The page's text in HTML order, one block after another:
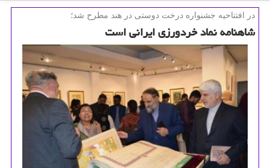
در افتتاحیه جشنواره درخت دوستی در هند مطرح شد؛
شاهنامه نماد خردورزی ایرانی است